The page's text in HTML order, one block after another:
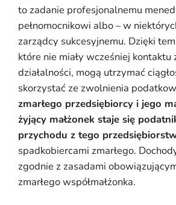
to zadanie profesjonalnemu
pełnomocnikowi albo – w
zarządcy sukcesyjnemu. Dzięki
które nie miały wcześniej
działalności, mogą utrzymać
skorzystać ze zwolnienia
zmarłego przedsiębiorcy i jego
żyjący małżonek staje się
przychodu z tego
spadkobiercami zmarłego.
zgodnie z zasadami
zmarłego współmałżonka.